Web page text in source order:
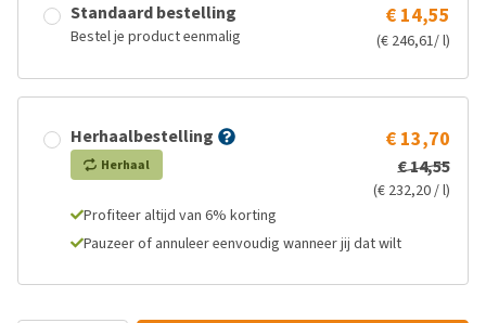
Standaard bestelling
Bestel je product eenmalig
€ 14,55
(€ 246,61/ l)
Herhaalbestelling
Herhaal
€ 13,70
€ 14,55
(€ 232,20 / l)
Profiteer altijd van 6% korting
Pauzeer of annuleer eenvoudig wanneer jij dat wilt